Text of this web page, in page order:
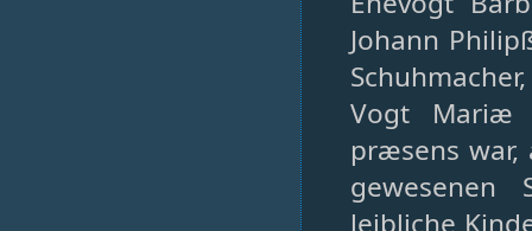
Johann
Vogt Mariæ
præsens war,
gewesenen
leibliche